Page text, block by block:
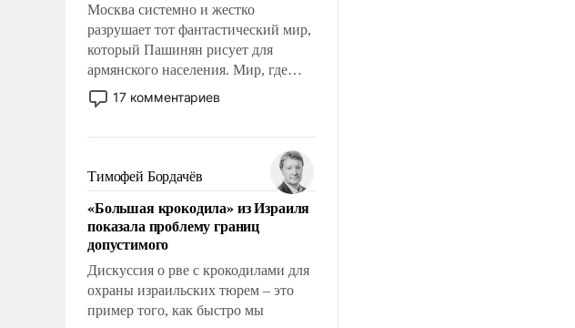
Москва системно и жестко
разрушает тот фантастический мир,
который Пашинян рисует для
армянского населения. Мир, где
политические прожекты будут
безусловно оплачиваться за счет
где Еревану за свои поступки не
нужно отвечать.
17 комментариев
Тимофей Бордачёв
«Большая крокодила» из Израиля
показала проблему границ
допустимого
Дискуссия о рве с крокодилами для
охраны израильских тюрем – это
пример того, как быстро мы